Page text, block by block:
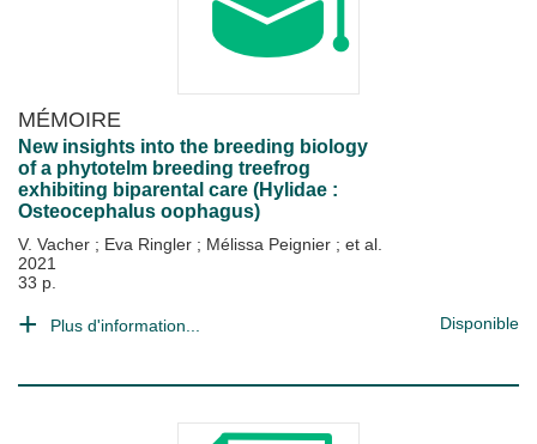
MÉMOIRE
New insights into the breeding biology
of a phytotelm breeding treefrog
exhibiting biparental care (Hylidae :
Osteocephalus oophagus)
V. Vacher ; Eva Ringler ; Mélissa Peignier ; et al.
2021
33 p.
Plus d'information... Disponible